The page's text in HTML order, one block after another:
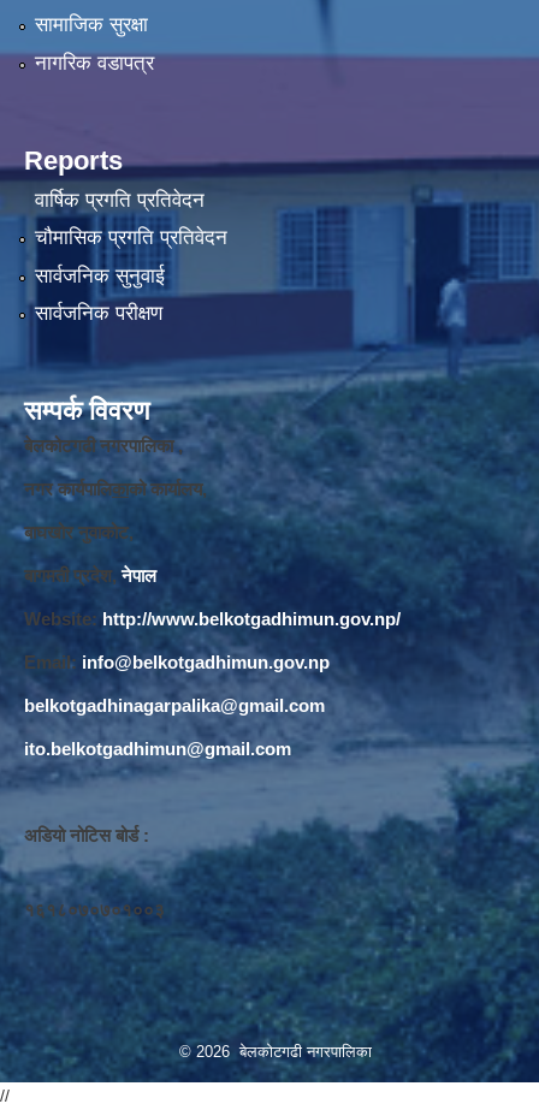
सामाजिक सुरक्षा
नागरिक वडापत्र
Reports
वार्षिक प्रगति प्रतिवेदन
चौमासिक प्रगति प्रतिवेदन
सार्वजनिक सुनुवाई
सार्वजनिक परीक्षण
सम्पर्क विवरण
बेलकोटगढी नगरपालिका ,
नगर कार्यपालिकाको कार्यालय,
बाघखोर नुवाकोट,
बागमती प्रदेश, नेपाल
Website: http://www.belkotgadhimun.gov.np/
Email: info@belkotgadhimun.gov.np
belkotgadhinagarpalika@gmail.com
ito.belkotgadhimun@gmail.com
अडियो नोटिस बोर्ड :
१६१८०७०७०१००३
© 2026 बेलकोटगढी नगरपालिका
//